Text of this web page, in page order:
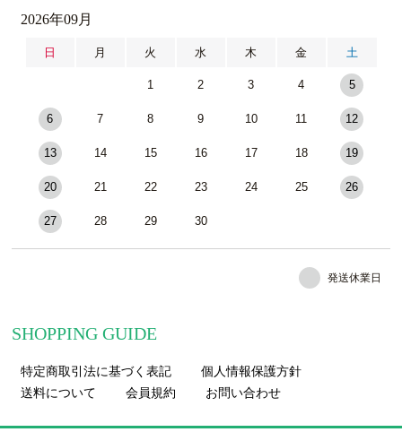
2026年09月
日 月 火 水 木 金 土
1 2 3 4 5
6 7 8 9 10 11 12
13 14 15 16 17 18 19
20 21 22 23 24 25 26
27 28 29 30
発送休業日
SHOPPING GUIDE
特定商取引法に基づく表記
個人情報保護方針
送料について
会員規約 お問い合わせ